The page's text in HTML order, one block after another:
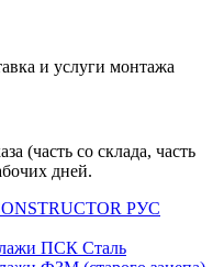
и услуги монтажа
(часть со склада, часть
дней.
РУС
ПСК Сталь